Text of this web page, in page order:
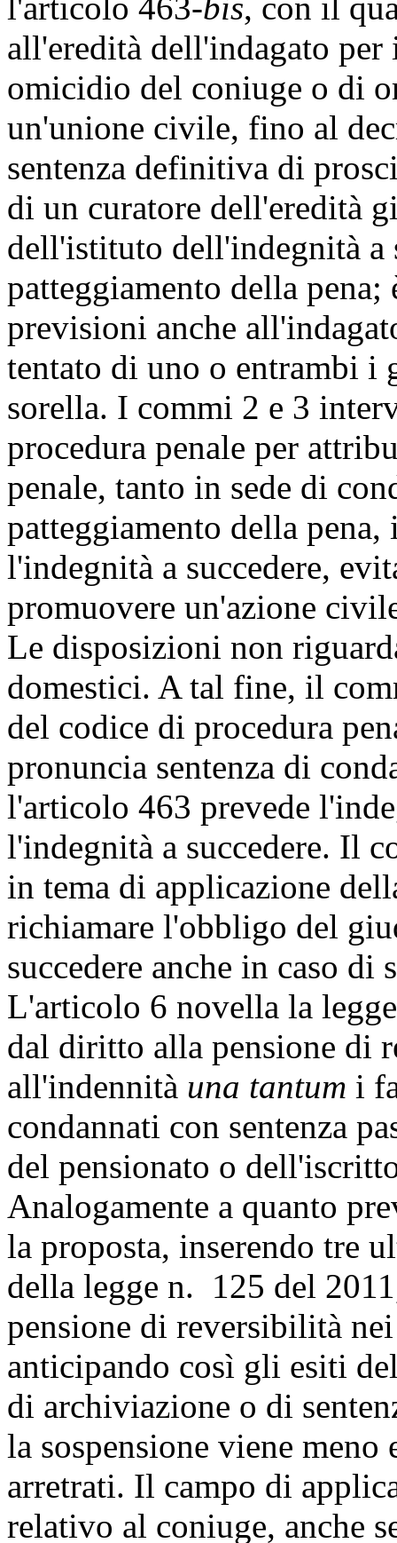
all'eredità dell'indagato
omicidio del coniuge o di
un'unione civile, fino al
sentenza definitiva di
di un curatore dell'eredità
dell'istituto dell'indegnità a
patteggiamento della pena;
previsioni anche
tentato di uno o entrambi
sorella. I commi 2 e 3
procedura penale per
penale, tanto in sede di
patteggiamento della
l'indegnità a succedere,
promuovere un'azione
Le disposizioni non
domestici. A tal fine, il
del codice di procedura
pronuncia sentenza di
l'articolo 463 prevede
l'indegnità a succedere. Il
in tema di applicazione
richiamare l'obbligo del
succedere anche in caso di
L'articolo 6 novella la
dal diritto alla pensione di
all'indennità una tantum i
condannati con sentenza
del pensionato o
Analogamente a quanto
la proposta, inserendo tre
della legge n. 125 del
pensione di reversibilità
anticipando così gli esiti
di archiviazione o di
la sospensione viene
arretrati. Il campo di
relativo al coniuge, anche